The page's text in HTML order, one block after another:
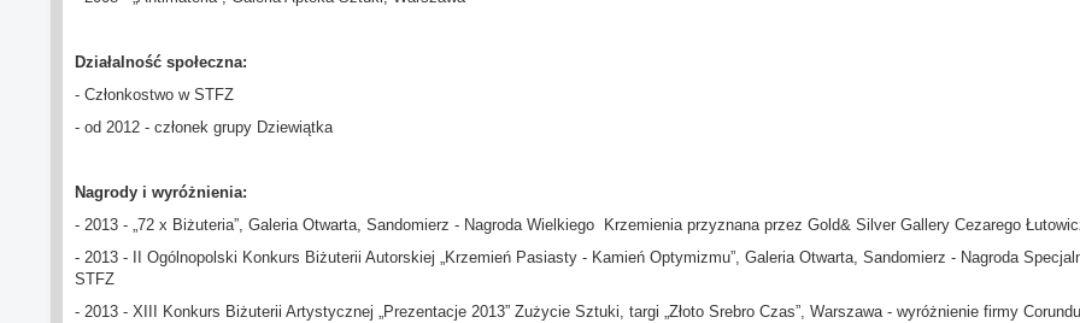
Działalność społeczna:
- Członkostwo w STFZ
- od 2012 - członek grupy Dziewiątka
Nagrody i wyróżnienia:
- 2013 - „72 x Biżuteria”, Galeria Otwarta, Sandomierz - Nagroda Wielkiego Krzemienia przyznana przez Gold& Silver Gallery Cezarego
- 2013 - II Ogólnopolski Konkurs Biżuterii Autorskiej „Krzemień Pasiasty - Kamień Optymizmu”, Galeria Otwarta, Sandomierz - Nagroda
STFZ
- 2013 - XIII Konkurs Biżuterii Artystycznej „Prezentacje 2013” Zużycie Sztuki, targi „Złoto Srebro Czas”, Warszawa - wyróżnienie firmy